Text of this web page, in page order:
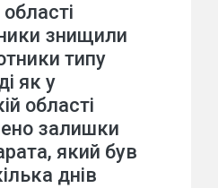
знищили
типу
як у
області
залишки
який був
днів